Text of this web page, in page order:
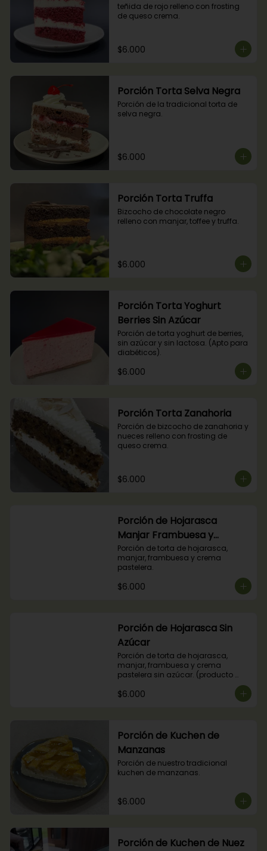
teñida de rojo relleno con frosting
de queso crema.
$6.000
Porción Torta Selva Negra
Porción de la tradicional torta de
selva negra.
$6.000
Porción Torta Truffa
Bizcocho de chocolate negro
relleno con manjar, toffee y truffa.
$6.000
Porción Torta Yoghurt
Berries Sin Azúcar
Porción de torta yoghurt de berries,
sin azúcar y sin lactosa. (Apto para
diabéticos).
$6.000
Porción Torta Zanahoria
Porción de bizcocho de zanahoria y
nueces relleno con frosting de
queso crema.
$6.000
Porción de Hojarasca
Manjar Frambuesa y
Crema Pastelera
Porción de torta de hojarasca,
manjar, frambuesa y crema
pastelera.
$6.000
Porción de Hojarasca Sin
Azúcar
Porción de torta de hojarasca,
manjar, frambuesa y crema
pastelera sin azúcar. (producto
$6.000
Porción de Kuchen de
Manzanas
Porción de nuestro tradicional
kuchen de manzanas.
$6.000
Porción de Kuchen de Nuez